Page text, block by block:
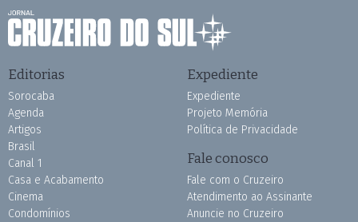
Editorias
Sorocaba
Agenda
Artigos
Brasil
Canal 1
Casa e Acabamento
Cinema
Condomínios
Expediente
Expediente
Projeto Memória
Política de Privacidade
Fale conosco
Fale com o Cruzeiro
Atendimento ao Assinante
Anuncie no Cruzeiro